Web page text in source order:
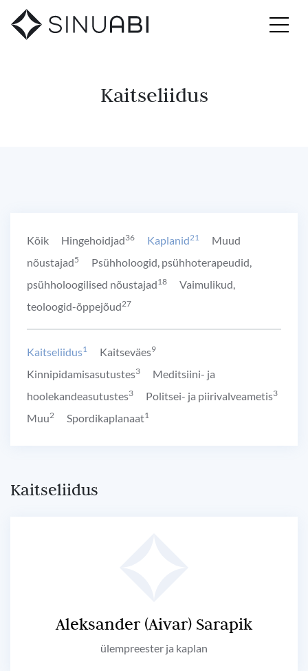
Kaitseliidus
Kõik Hingehoidjad36 Kaplanid21
Muud
nõustajad5
Psühholoogid, psühhoterapeudid,
psühholoogilised nõustajad18
Vaimulikud,
teoloogid-õppejõud27
Kaitseliidus1 Kaitseväes9
Kinnipidamisasutustes3
Meditsiini- ja
hoolekandeasutustes3 Politsei- ja piirivalveametis3
Muu2 Spordikaplanaat1
Kaitseliidus
Aleksander (Aivar) Sarapik
ülempreester ja kaplan